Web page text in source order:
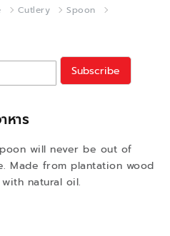
Cutlery
Spoon
หาร
will never be out of
Made from plantation wood
natural oil.
Subscribe